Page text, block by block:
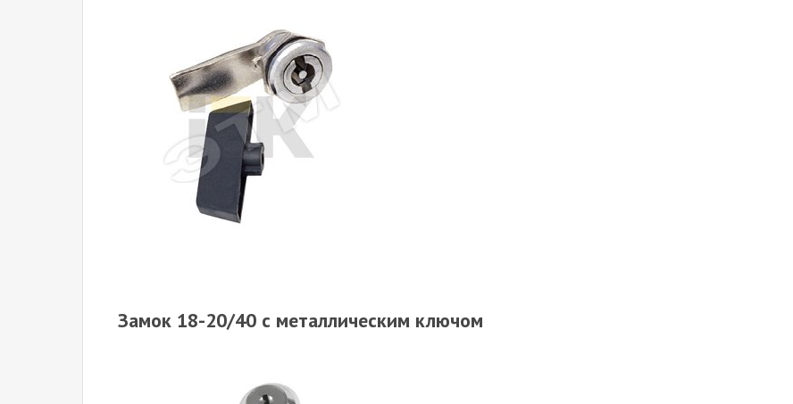
Замок 18-20/40 с металлическим ключом